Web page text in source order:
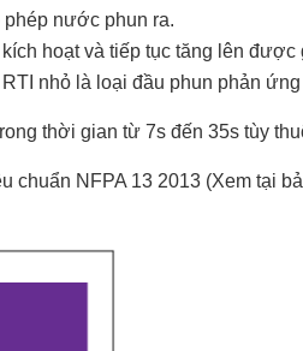
phép nước phun ra.
hoạt và tiếp tục tăng lên được
nhỏ là loại đầu phun phản
thời gian từ 7s đến 35s tùy
chuẩn NFPA 13 2013 (Xem tại